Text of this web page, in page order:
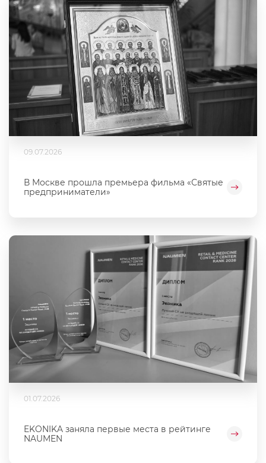
09.07.2026
В Москве прошла премьера фильма «Святые
предприниматели»
01.07.2026
EKONIKA заняла первые места в рейтинге
NAUMEN